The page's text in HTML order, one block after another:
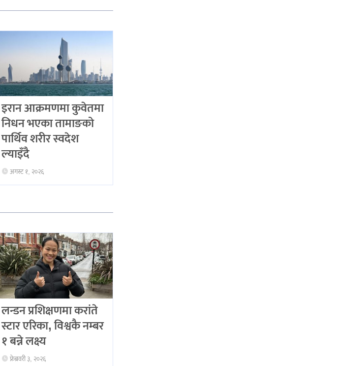
इरान आक्रमणमा कुवेतमा
निधन भएका तामाङको
पार्थिव शरीर स्वदेश
ल्याइँदै
अगस्ट १, २०२६
लन्डन प्रशिक्षणमा करांते
स्टार एरिका, विश्वकै नम्बर
१ बन्ने लक्ष्य
फ्रेब्रवरी ३, २०२६